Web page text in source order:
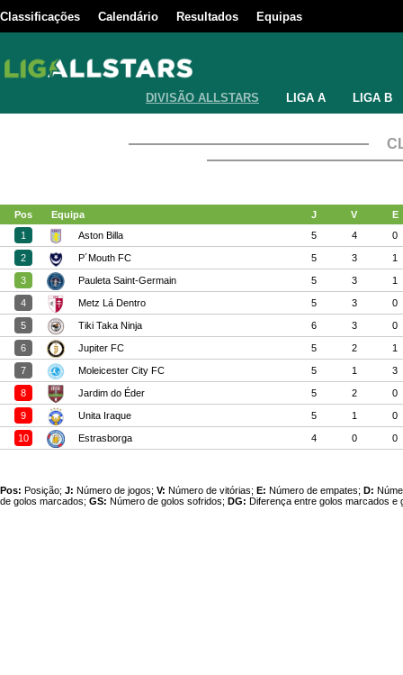
Classificações Calendário Resultados Equipas
DIVISÃO ALLSTARS LIGA A LIGA B
Pos Equipa J V
E
1
Aston Billa 5 4 0
2 P´Mouth FC 5 3 1
3 Pauleta Saint-Germain 5 3 1
4 Metz Lá Dentro 5 3 0
5 Tiki Taka Ninja 6 3 0
6 Jupiter FC 5 2 1
7 Moleicester City FC 5 1 3
8 Jardim do Éder 5 2 0
9 Unita Iraque 5 1 0
10 Estrasborga 4 0 0
Pos: Posição; J: Número de jogos; V: Número de vitórias; E: Número de empates; D:
de golos marcados; GS: Número de golos sofridos; DG: Diferença entre golos marcados e